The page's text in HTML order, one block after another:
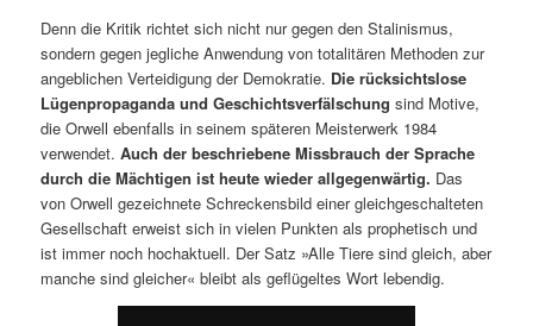
Denn die Kritik richtet sich nicht nur gegen den Stalinismus,
sondern gegen jegliche Anwendung von totalitären Methoden zur
angeblichen Verteidigung der Demokratie. Die rücksichtslose
Lügenpropaganda und Geschichtsverfälschung sind Motive,
die Orwell ebenfalls in seinem späteren Meisterwerk 1984
verwendet.Auch der beschriebene Missbrauch der Sprache
durch die Mächtigen ist heute wieder allgegenwärtig. Das
von Orwell gezeichnete Schreckensbild einer gleichgeschalteten
Gesellschaft erweist sich in vielen Punkten als prophetisch und
ist immer noch hochaktuell. Der Satz »Alle Tiere sind gleich, aber
manche sind gleicher« bleibt als geflügeltes Wort lebendig.